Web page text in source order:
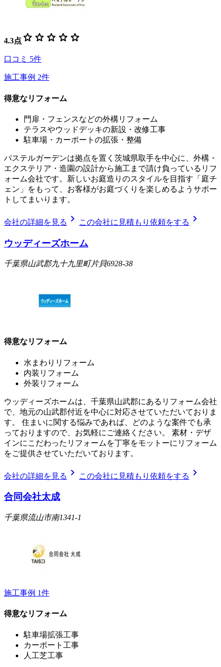
4.3点 star star star star star
口コミ 5件
施工事例 2件
得意なリフォーム
門扉・フェンスなどの外構リフォーム
テラスやウッドデッキの新設・改修工事
駐車場・カーポートの拡張・整備
パステルガーデンは拠点を置く茨城県取手を中心に、外構・
エクステリア・造園の設計から施工まで請け負っているリフ
ォーム会社です。新しいお庭造りのスタイルを目指す「庭チ
ェン」をもって、お客様がお庭づくりを楽しめるようサポー
トしてまいります。
会社の詳細を見る chevron_right この会社に見積もり依頼をする chevron_right
ウッディーズホーム
千葉県山武郡九十九里町片貝6928-38
得意なリフォーム
水まわりリフォーム
内装リフォーム
外装リフォーム
ウッディーズホームは、千葉県山武郡にあるリフォーム会社
で、地元の山武郡付近を中心に対応させていただいておりま
す。 住まいに関する悩みであれば、どのような案件でも承
っておりますので、お気軽にご連絡ください。 素材・デザ
インにこだわったリフォームを丁寧をモットーにリフォーム
をご提供させていただいております。
会社の詳細を見る chevron_right この会社に見積もり依頼をする chevron_right
合同会社太成
千葉県流山市南1341-1
施工事例 1件
得意なリフォーム
駐車場拡張工事
カーポート工事
人工芝工事